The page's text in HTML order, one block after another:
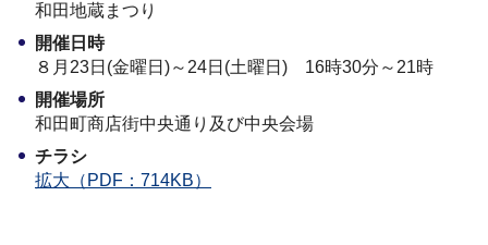
和田地蔵まつり
開催日時
８月23日(金曜日)～24日(土曜日) 16時30分～21時
開催場所
和田町商店街中央通り及び中央会場
チラシ
拡大（PDF：714KB）